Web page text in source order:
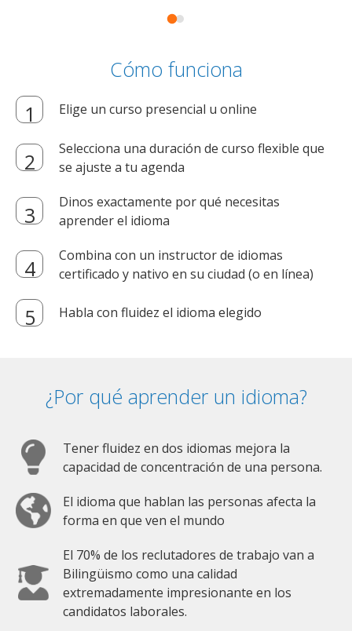
Cómo funciona
Elige un curso presencial u online
Selecciona una duración de curso flexible que
se ajuste a tu agenda
Dinos exactamente por qué necesitas
aprender el idioma
Combina con un instructor de idiomas
certificado y nativo en su ciudad (o en línea)
Habla con fluidez el idioma elegido
¿Por qué aprender un idioma?
Tener fluidez en dos idiomas mejora la
capacidad de concentración de una persona.
El idioma que hablan las personas afecta la
forma en que ven el mundo
El 70% de los reclutadores de trabajo van a
Bilingüismo como una calidad
extremadamente impresionante en los
candidatos laborales.